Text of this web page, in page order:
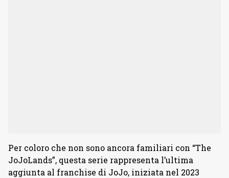
Per coloro che non sono ancora familiari con “The
JoJoLands”, questa serie rappresenta l’ultima
aggiunta al franchise di JoJo, iniziata nel 2023